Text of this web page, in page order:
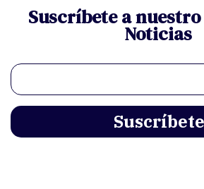
Suscríbete a
Noticias